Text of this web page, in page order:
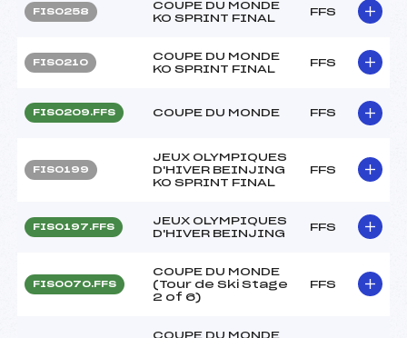
FIS0258
COUPE DU MONDE
KO SPRINT FINAL
FFS
FIS0210
COUPE DU MONDE
KO SPRINT FINAL
FFS
FIS0209.FFS COUPE DU MONDE FFS
FIS0199
JEUX OLYMPIQUES
D'HIVER BEINJING
KO SPRINT FINAL
FFS
FIS0197.FFS
JEUX OLYMPIQUES
D'HIVER BEINJING
FFS
FIS0070.FFS
COUPE DU MONDE
(Tour de Ski Stage
2 of 6)
FFS
COUPE DU MONDE